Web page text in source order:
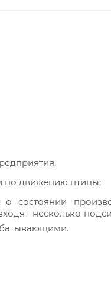
по движению птицы;
о состоянии
несколько